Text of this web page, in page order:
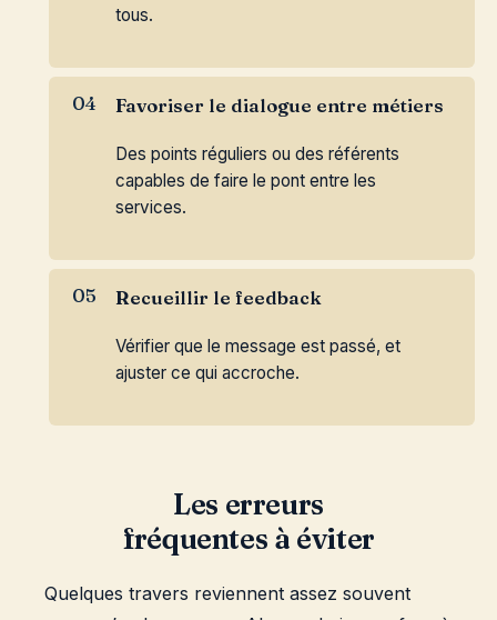
tous.
Favoriser le dialogue entre métiers
Des points réguliers ou des référents
capables de faire le pont entre les
services.
Recueillir le feedback
Vérifier que le message est passé, et
ajuster ce qui accroche.
Les erreurs
fréquentes à éviter
Quelques travers reviennent assez souvent